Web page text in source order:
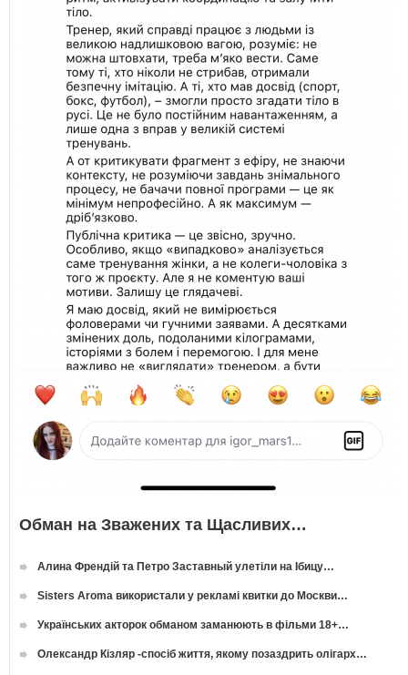
Обман на Зважених та Щасливих…
Алина Френдій та Петро Заставный улетіли на Ібицу…
Sisters Aroma використали у рекламі квитки до Москви…
Українських акторок обманом заманюють в фільми 18+…
Олександр Кізляр -спосіб життя, якому позаздрить олігарх…